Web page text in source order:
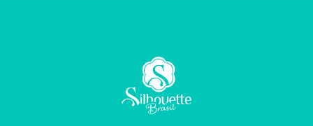
Carla Eschberger